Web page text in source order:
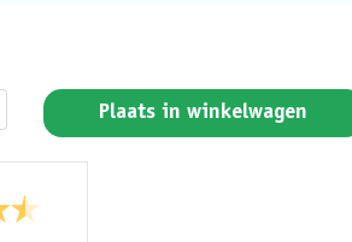
Plaats in winkelwagen